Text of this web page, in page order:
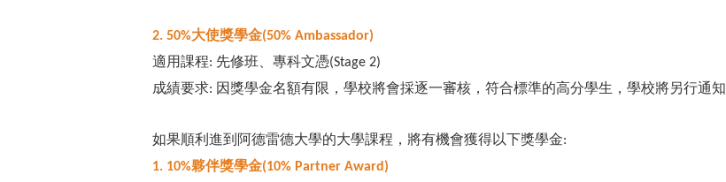
2. 50%大使獎學金(50% Ambassador)
適用課程: 先修班、專科文憑(Stage 2)
成績要求: 因獎學金名額有限，學校將會採逐一審核，符合標準的高分學生，學校將另行通知
如果順利進到阿德雷德大學的大學課程，將有機會獲得以下獎學金:
1. 10%夥伴獎學金(10% Partner Award)